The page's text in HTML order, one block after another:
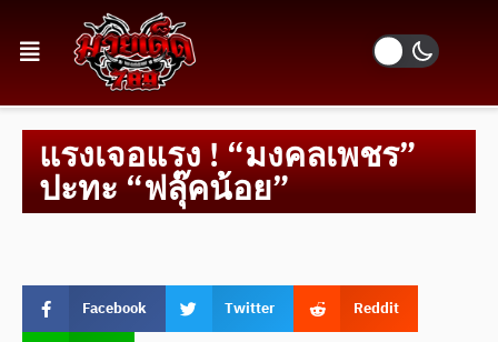
แรงเจอแรง ! “มงคลเพชร”
ปะทะ “ฟลุ๊คน้อย”
Facebook Twitter
Reddit